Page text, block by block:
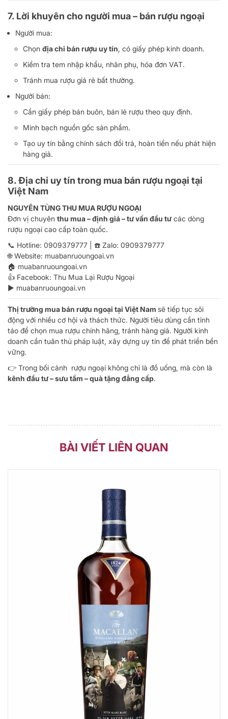
7. Lời khuyên cho người mua – bán rượu ngoại
Người mua:
Chọn địa chỉ bán rượu uy tín, có giấy phép kinh doanh.
Kiểm tra tem nhập khẩu, nhãn phụ, hóa đơn VAT.
Tránh mua rượu giá rẻ bất thường.
Người bán:
Cần giấy phép bán buôn, bán lẻ rượu theo quy định.
Minh bạch nguồn gốc sản phẩm.
Tạo uy tín bằng chính sách đổi trả, hoàn tiền nếu phát hiện
hàng giả.
8. Địa chỉ uy tín trong mua bán rượu ngoại tại
Việt Nam
NGUYÊN TÙNG THU MUA RƯỢU NGOẠI
Đơn vị chuyên thu mua – định giá – tư vấn đầu tư các dòng
rượu ngoại cao cấp toàn quốc.
📞 Hotline: 0909379777 | ☎️ Zalo: 0909379777
🌐 Website: muabanruoungoai.vn
🏠 muabanruoungoai.vn
👍 Facebook: Thu Mua Lại Rượu Ngoại
▶️ muabanruoungoai.vn
Thị trường mua bán rượu ngoại tại Việt Nam sẽ tiếp tục sôi
động với nhiều cơ hội và thách thức. Người tiêu dùng cần tỉnh
táo để chọn mua rượu chính hãng, tránh hàng giả. Người kinh
doanh cần tuân thủ pháp luật, xây dựng uy tín để phát triển bền
vững.
👉 Trong bối cảnh rượu ngoại không chỉ là đồ uống, mà còn là
kênh đầu tư – sưu tầm – quà tặng đẳng cấp.
BÀI VIẾT LIÊN QUAN